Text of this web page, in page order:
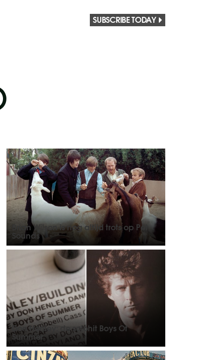
SUBSCRIBE TODAY
Brian Wilson is nog altijd trots op Pet
Sounds
Don Henley: de solohit Boys Of
Summer